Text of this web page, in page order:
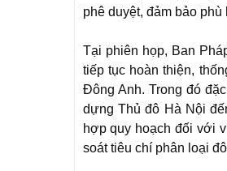
phê duyệt, đảm bảo
Tại phiên họp, Ban
tiếp tục hoàn thiện,
Đông Anh. Trong đó
dựng Thủ đô Hà Nội
hợp quy hoạch đối với
soát tiêu chí phân loại